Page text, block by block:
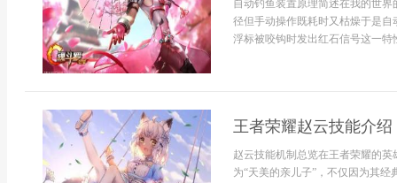
自动钓鱼装置原理简述在我的世
径但手动操作既耗时又枯燥于是
浮标被咬钩时发出红石信号这一
王者荣耀赵云技能介
赵云技能机制总览在王者荣耀的
为“天美的亲儿子”，不仅因为其